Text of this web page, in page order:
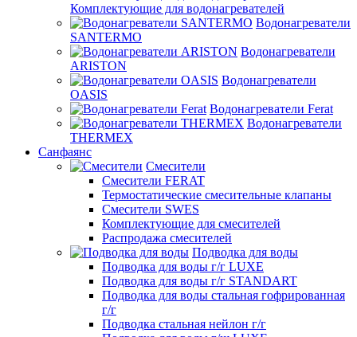
Комплектующие для водонагревателей
Водонагреватели
SANTERMO
Водонагреватели
ARISTON
Водонагреватели
OASIS
Водонагреватели Ferat
Водонагреватели
THERMEX
Санфаянс
Смесители
Смесители FERAT
Термостатические смесительные клапаны
Смесители SWES
Комплектующие для смесителей
Распродажа смесителей
Подводка для воды
Подводка для воды г/г LUXE
Подводка для воды г/г STANDART
Подводка для воды стальная гофрированная
г/г
Подводка стальная нейлон г/г